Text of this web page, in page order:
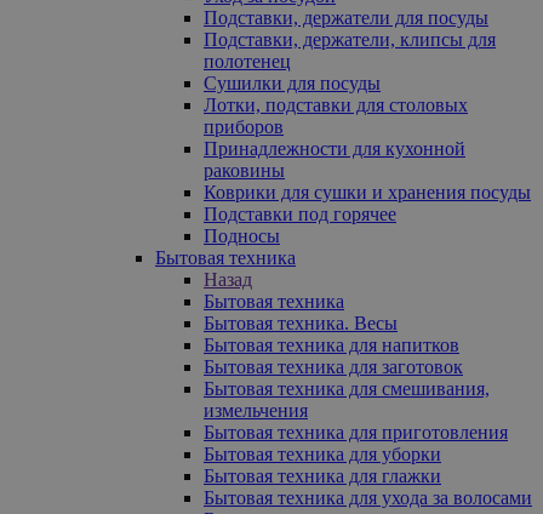
Подставки, держатели для посуды
Подставки, держатели, клипсы для
полотенец
Сушилки для посуды
Лотки, подставки для столовых
приборов
Принадлежности для кухонной
раковины
Коврики для сушки и хранения посуды
Подставки под горячее
Подносы
Бытовая техника
Назад
Бытовая техника
Бытовая техника. Весы
Бытовая техника для напитков
Бытовая техника для заготовок
Бытовая техника для смешивания,
измельчения
Бытовая техника для приготовления
Бытовая техника для уборки
Бытовая техника для глажки
Бытовая техника для ухода за волосами